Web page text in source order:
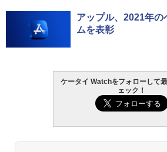
アップル、2021年
ムを表彰
ケータイ Watchをフォローして
ェック！